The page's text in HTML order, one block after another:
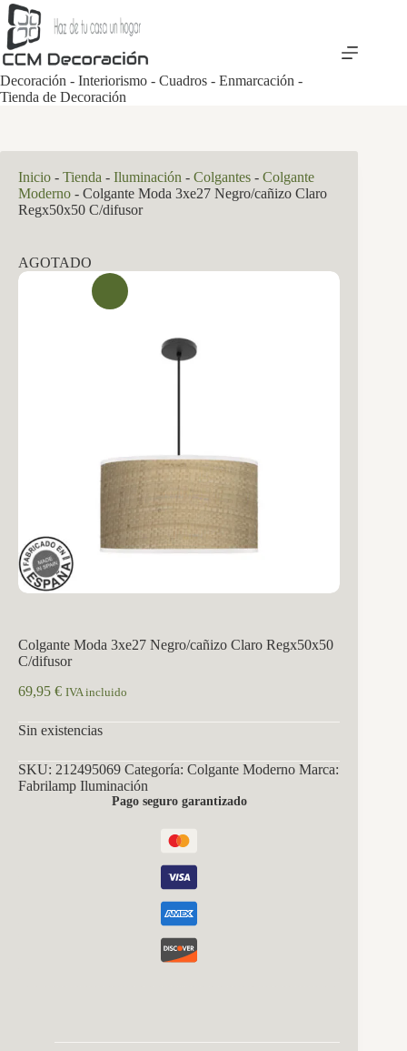
Saltar
al
contenido
Decoración - Interiorismo - Cuadros - Enmarcación -
Tienda de Decoración
Inicio - Tienda - Iluminación - Colgantes - Colgante
Moderno - Colgante Moda 3xe27 Negro/cañizo Claro
Regx50x50 C/difusor
AGOTADO
Colgante Moda 3xe27 Negro/cañizo Claro Regx50x50
C/difusor
69,95 € IVA incluido
Sin existencias
SKU: 212495069 Categoría: Colgante Moderno Marca:
Fabrilamp Iluminación
Pago seguro garantizado